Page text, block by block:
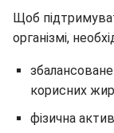
Щоб
організмі,
збалансоване
корисних
фізична